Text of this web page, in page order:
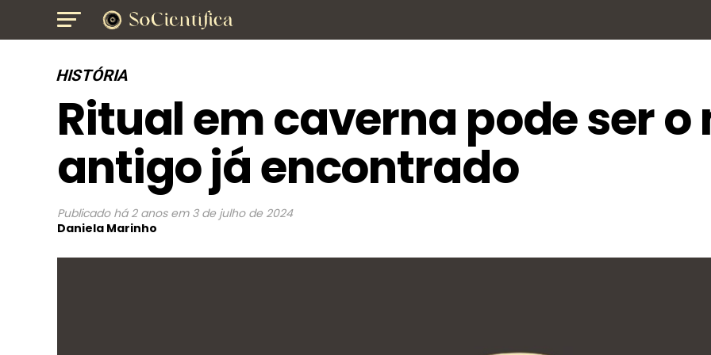
HISTÓRIA
Ritual em caverna pode ser o
antigo já encontrado
Publicado há 2 anos em 3 de julho de 2024
Daniela Marinho